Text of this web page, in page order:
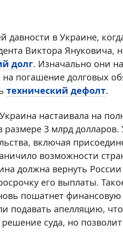
давности в Украине,
Виктора Януковича,
долг. Изначально они
погашение долговых
технический дефолт.
настаивала на
размере 3 млрд долларов.
включая
возможности
должна вернуть
его выплаты.
пошатнет финансовую
подавать апелляцию,
суда, но позволит